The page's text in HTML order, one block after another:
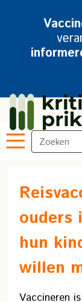
ouders
hun
willen
Vaccineren